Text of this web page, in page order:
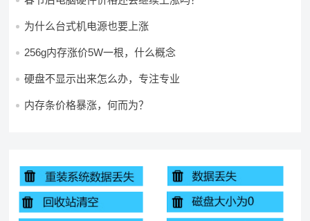
为什么台式机电源也要上涨
256g内存涨价5W一根，什么概念
硬盘不显示出来怎么办，专注专业
内存条价格暴涨，何而为？